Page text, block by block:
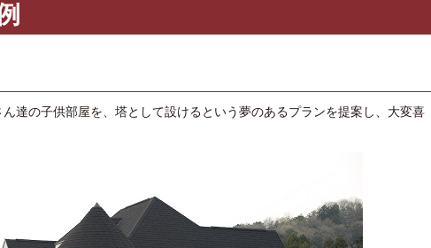
達の子供部屋を、塔として設けるという夢のあるプランを提案し、大変喜